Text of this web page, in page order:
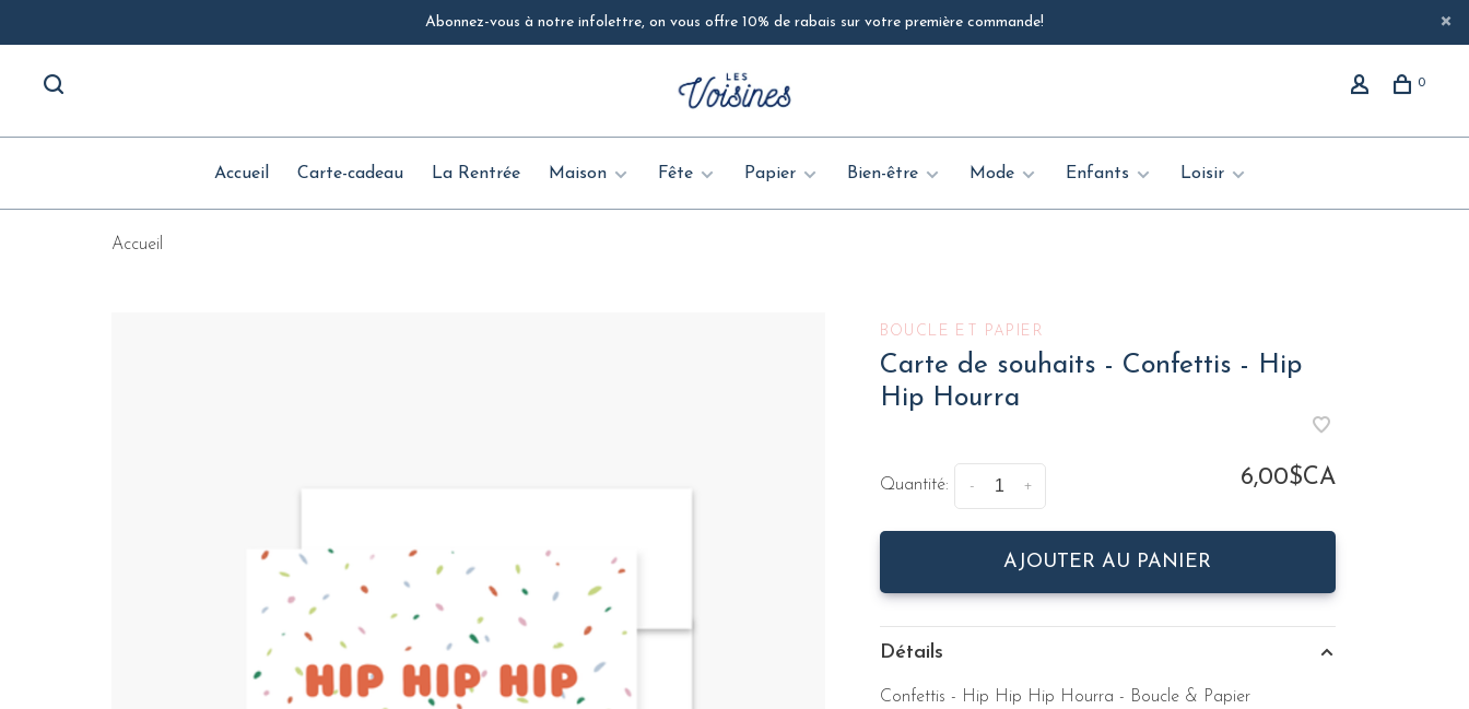
Abonnez-vous à notre infolettre, on vous offre 10% de rabais sur votre première commande!
0
Accueil Carte-cadeau La Rentrée Maison Fête Papier Bien-être Mode Enfants Loisir
Accueil
BOUCLE ET PAPIER
Carte de souhaits - Confettis - Hip
Hip Hourra
Quantité: +
- 6,00$CA
AJOUTER AU PANIER
Détails
Confettis - Hip Hip Hip Hourra - Boucle & Papier